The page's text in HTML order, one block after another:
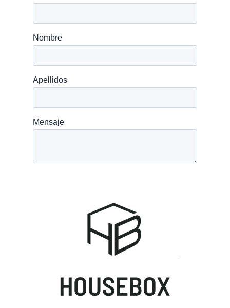
Home
Sobre nosotros
Proyectos